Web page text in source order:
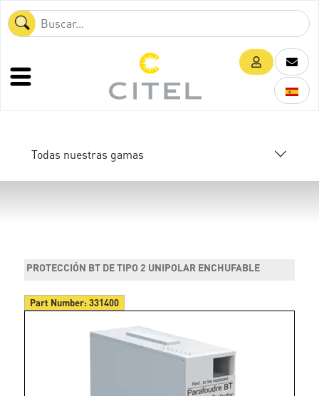
Todas nuestras gamas
PROTECCIÓN BT DE TIPO 2 UNIPOLAR ENCHUFABLE
Part Number:331400